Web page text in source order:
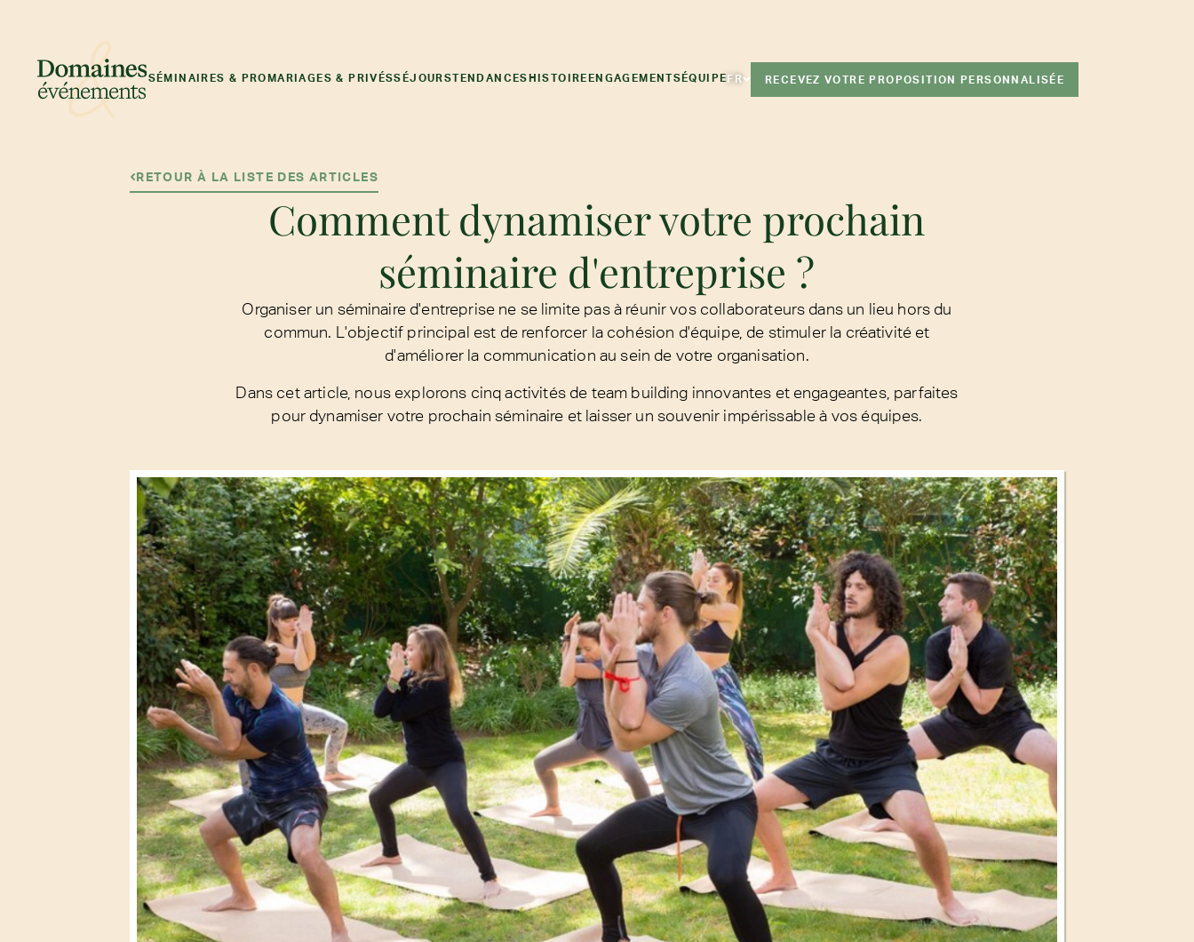
SÉMINAIRES & PROMARIAGES & PRIVÉSSÉJOURSTENDANCESHISTOIREENGAGEMENTSÉQUIPEFR RECEVEZ VOTRE PROPOSITION PERSONNALISÉE
RETOUR À LA LISTE DES ARTICLES
Comment dynamiser votre prochain
séminaire d'entreprise ?
Organiser un séminaire d'entreprise ne se limite pas à réunir vos collaborateurs dans un lieu hors du
commun. L'objectif principal est de renforcer la cohésion d'équipe, de stimuler la créativité et
d'améliorer la communication au sein de votre organisation.
Dans cet article, nous explorons cinq activités de team building innovantes et engageantes, parfaites
pour dynamiser votre prochain séminaire et laisser un souvenir impérissable à vos équipes.